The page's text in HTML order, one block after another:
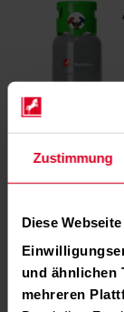
Zustimmung
Diese
und ähnlichen
mehreren